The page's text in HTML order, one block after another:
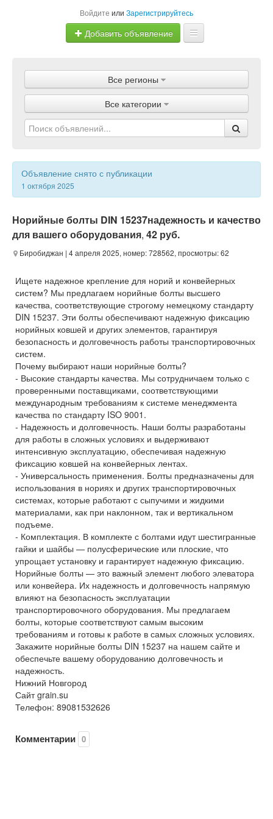
Войдите или Зарегистрируйтесь
Добавить объявление
Объявления
Магазины
Услуги
Статьи
Все регионы
Все категории
Объявление снято с публикации
1 октября 2025
Норийные болты DIN 15237надежность и качество
для вашего оборудования, 42 руб.
Биробиджан | 4 апреля 2025, номер: 728562, просмотры: 62
Ищете надежное крепление для норий и конвейерных
систем? Мы предлагаем норийные болты высшего
качества, соответствующие строгому немецкому стандарту
DIN 15237. Эти болты обеспечивают надежную фиксацию
норийных ковшей и других элементов, гарантируя
безопасность и долговечность работы транспортировочных
систем.
Почему выбирают наши норийные болты?
- Высокие стандарты качества. Мы сотрудничаем только с
проверенными поставщиками, соответствующими
международным требованиям к системе менеджмента
качества по стандарту ISO 9001.
- Надежность и долговечность. Наши болты разработаны
для работы в сложных условиях и выдерживают
интенсивную эксплуатацию, обеспечивая надежную
фиксацию ковшей на конвейерных лентах.
- Универсальность применения. Болты предназначены для
использования в нориях и других транспортировочных
системах, которые работают с сыпучими и жидкими
материалами, как при наклонном, так и вертикальном
подъеме.
- Комплектация. В комплекте с болтами идут шестигранные
гайки и шайбы — полусферические или плоские, что
упрощает установку и гарантирует надежную фиксацию.
Норийные болты — это важный элемент любого элеватора
или конвейера. Их надежность и долговечность напрямую
влияют на безопасность эксплуатации
транспортировочного оборудования. Мы предлагаем
болты, которые соответствуют самым высоким
требованиям и готовы к работе в самых сложных условиях.
Закажите норийные болты DIN 15237 на нашем сайте и
обеспечьте вашему оборудованию долговечность и
надежность.
Нижний Новгород
Сайт grain.su
Телефон: 89081532626
Комментарии 0